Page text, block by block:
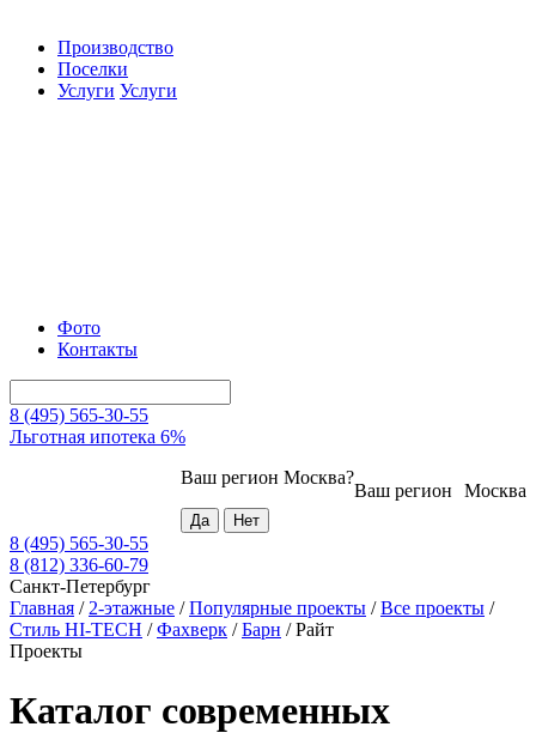
Производство
Поселки
Услуги Услуги
Фото
Контакты
8 (495) 565-30-55
Льготная ипотека 6%
Москва
Ваш регион
Ваш регион Москва?
8 (495) 565-30-55
8 (812) 336-60-79
Санкт-Петербург
Главная / 2-этажные /Популярные проекты /Все проекты /
Стиль HI-TECH /Фахверк /Барн /Райт
Проекты
Каталог современных